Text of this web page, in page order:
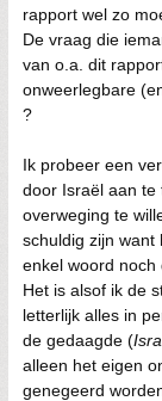
rapport wel zo
De vraag die
van o.a. dit
onweerlegbare
?
Ik probeer een
door Israël aan te
overweging te
schuldig zijn want
enkel woord noch
Het is alsof ik de
letterlijk alles in
de gedaagde (
alleen het eigen
genegeerd